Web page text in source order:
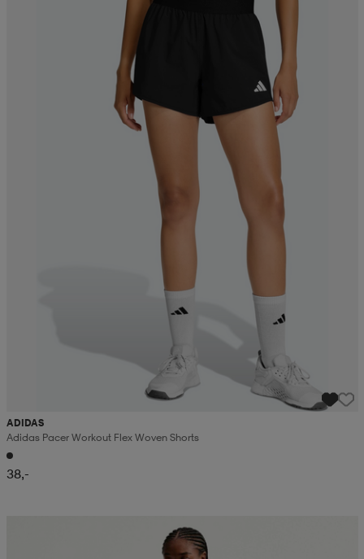
ADIDAS
Adidas Pacer Workout Flex Woven Shorts
38,-